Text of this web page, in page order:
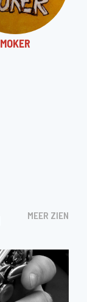
MOKER
MEER ZIEN